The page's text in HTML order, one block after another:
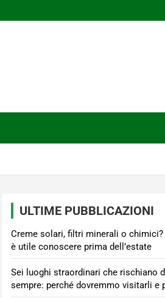
ULTIME PUBBLICAZIONI
Creme solari, filtri minerali o chimici?
è utile conoscere prima dell’estate
Sei luoghi straordinari che rischiano
sempre: perché dovremmo visitarli e